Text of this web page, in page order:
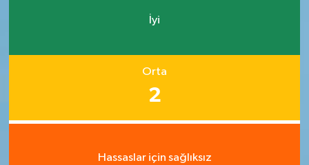
İyi
Orta
2
Hassaslar için sağlıksız